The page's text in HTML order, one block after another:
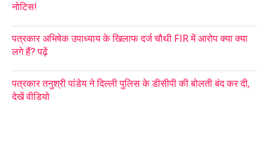
नोटिस!
पत्रकार अभिषेक उपाध्याय के खिलाफ दर्ज चौथी FIR में आरोप क्या क्या
लगे हैं? पढ़ें
पत्रकार तनुश्री पांडेय ने दिल्ली पुलिस के डीसीपी की बोलती बंद कर दी,
देखें वीडियो